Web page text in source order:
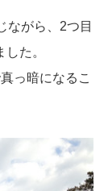
ながら、2つ目
た。
っ暗になるこ